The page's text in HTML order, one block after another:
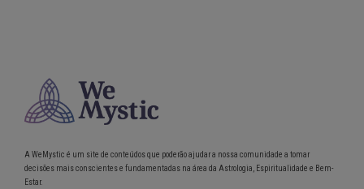
A WeMystic é um site de conteúdos que poderão ajudar a nossa comunidade a tomar
decisões mais conscientes e fundamentadas na área da Astrologia, Espiritualidade e Bem-
Estar.